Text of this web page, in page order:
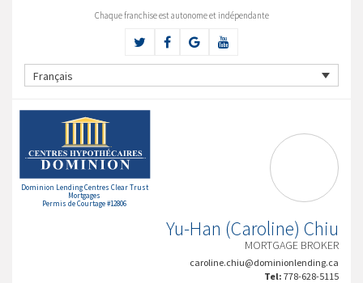
Chaque franchise est autonome et indépendante
Français
Dominion Lending Centres Clear Trust
Mortgages
Permis de Courtage #12806
Yu-Han (Caroline) Chiu
MORTGAGE BROKER
caroline.chiu@dominionlending.ca
Tel: 778-628-5115